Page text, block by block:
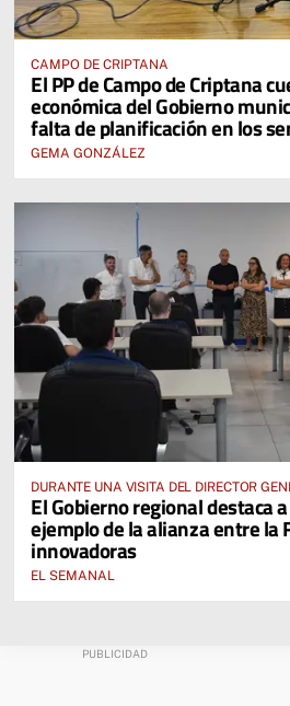
CAMPO DE CRIPTANA
El PP de Campo de Criptana
económica del Gobierno
falta de planificación en los
GEMA GONZÁLEZ
DURANTE UNA VISITA DEL DIRECTOR
PROFESIONAL, JOSÉ RODRIGO CERRILLO
El Gobierno regional destaca
ejemplo de la alianza entre la
innovadoras
EL SEMANAL